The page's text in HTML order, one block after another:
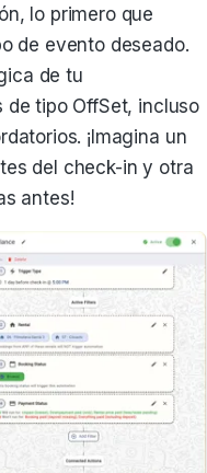
lo primero que
de evento deseado.
de tu
de tipo OffSet, incluso
¡Imagina un
del check-in y otra
antes!